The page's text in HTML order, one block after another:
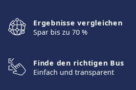
Ergebnisse vergleichen
Spar bis zu 70 %
Finde den richtigen Bus
Einfach und transparent